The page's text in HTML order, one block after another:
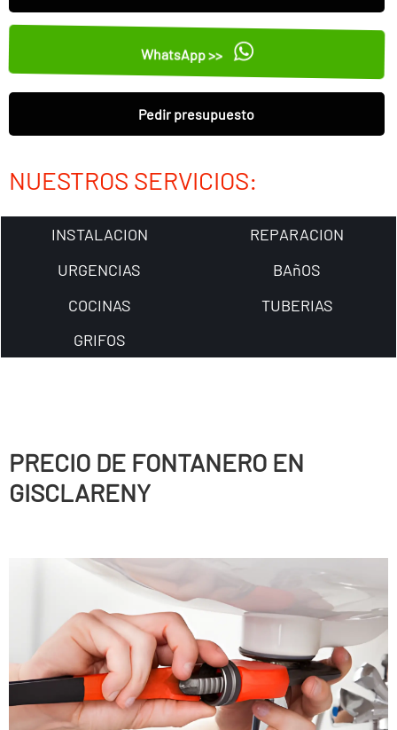
WhatsApp >>
Pedir presupuesto
NUESTROS SERVICIOS:
INSTALACION
REPARACION
URGENCIAS
BAñOS
COCINAS
TUBERIAS
GRIFOS
PRECIO DE FONTANERO EN
GISCLARENY